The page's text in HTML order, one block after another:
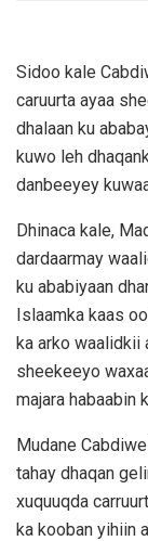
Sidoo kale
caruurta ayaa
dhalaan ku
kuwo leh
danbeeyey
Dhinaca kale,
dardaarmay
ku ababiyaan
Islaamka kaas
ka arko waalidkii
sheekeeyo
majara habaabin
Mudane
tahay dhaqan
xuquuqda
ka kooban yihiin